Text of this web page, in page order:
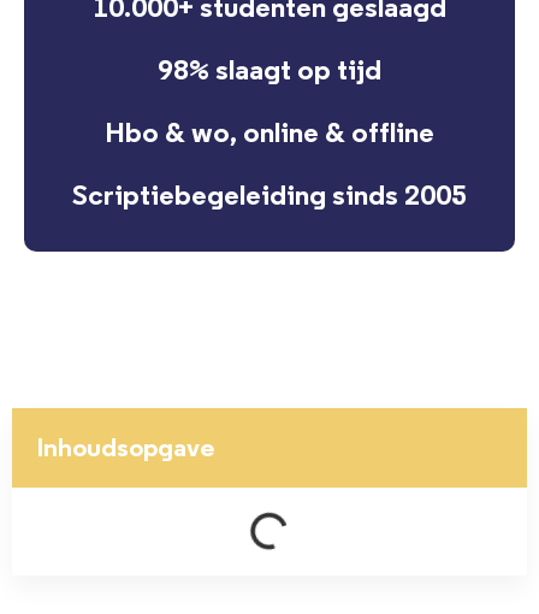
10.000+ studenten geslaagd
98% slaagt op tijd
Hbo & wo, online & offline
Scriptiebegeleiding sinds 2005
Inhoudsopgave